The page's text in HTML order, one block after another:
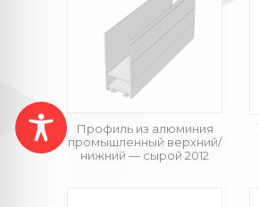
Профиль из алюминия
промышленный верхний/
нижний — cырой 2012